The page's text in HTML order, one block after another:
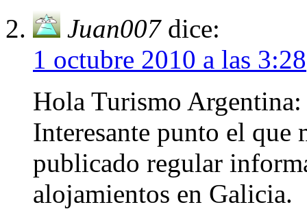
Juan007 dice:
1 octubre 2010 a las 3:28
Hola Turismo Argentina:
Interesante punto el que
publicado regular
alojamientos en Galicia.